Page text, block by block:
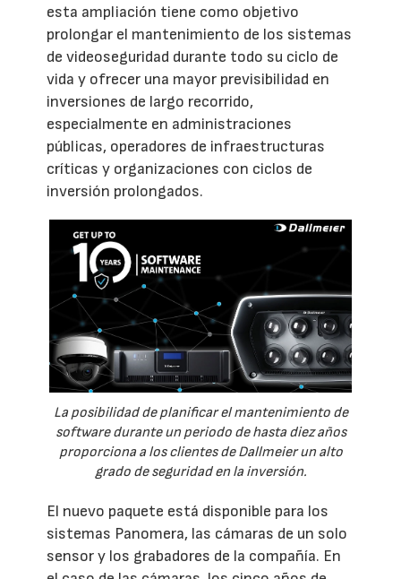
esta ampliación tiene como objetivo
prolongar el mantenimiento de los sistemas
de videoseguridad durante todo su ciclo de
vida y ofrecer una mayor previsibilidad en
inversiones de largo recorrido,
especialmente en administraciones
públicas, operadores de infraestructuras
críticas y organizaciones con ciclos de
inversión prolongados.
La posibilidad de planificar el mantenimiento de
software durante un periodo de hasta diez años
proporciona a los clientes de Dallmeier un alto
grado de seguridad en la inversión.
El nuevo paquete está disponible para los
sistemas Panomera, las cámaras de un solo
sensor y los grabadores de la compañía. En